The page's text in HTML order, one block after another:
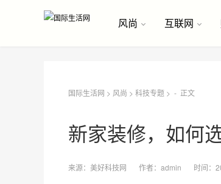
风尚 互联网
国际生活网 > 风尚 > 科技专题 > - 正文
新家装修，如何
来源： 美好科技网 作者： admin 时间：